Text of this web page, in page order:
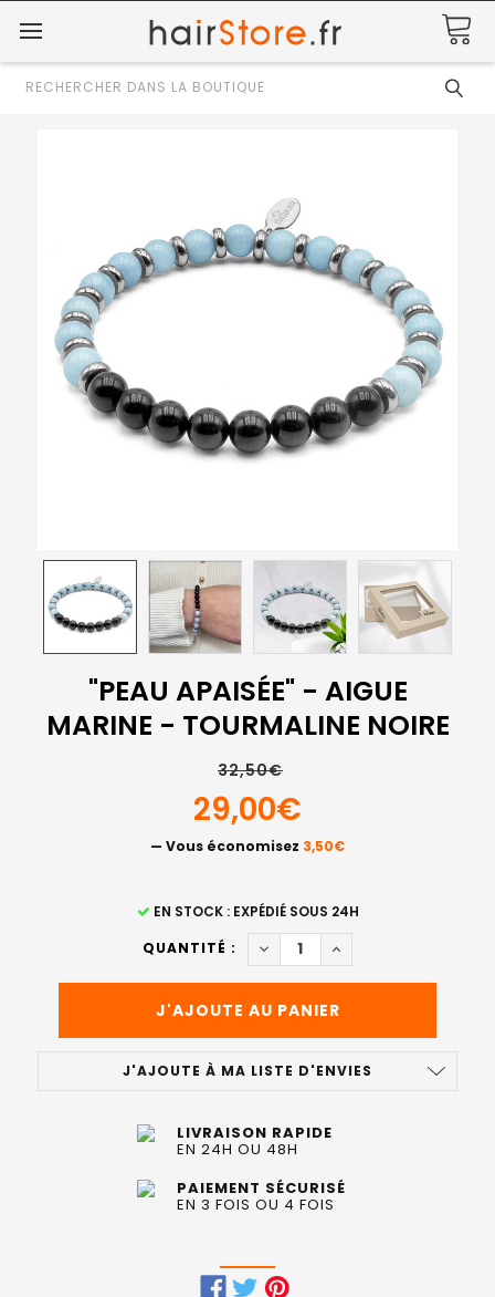
Rechercher
"PEAU APAISÉE" - AIGUE
MARINE - TOURMALINE NOIRE
32,50€
29,00€
— Vous économisez 3,50€
EN STOCK : EXPÉDIÉ SOUS 24H
QUANTITÉ :
DIMINUER LA QUANTITÉ DE
AUGMENTER LA
J'AJOUTE À MA LISTE D'ENVIES
LIVRAISON RAPIDE
EN 24H OU 48H
PAIEMENT SÉCURISÉ
EN 3 FOIS OU 4 FOIS